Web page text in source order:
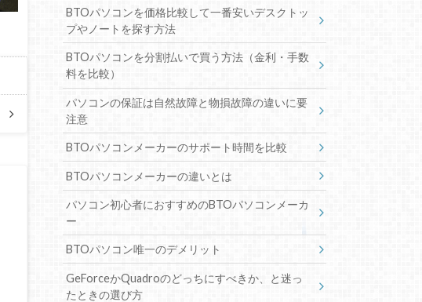
BTOパソコンを価格比較して一番安いデスクトッ
プやノートを探す方法
BTOパソコンを分割払いで買う方法（金利・手数
料を比較）
パソコンの保証は自然故障と物損故障の違いに要
注意
BTOパソコンメーカーのサポート時間を比較
BTOパソコンメーカーの違いとは
パソコン初心者におすすめのBTOパソコンメーカ
ー
BTOパソコン唯一のデメリット
GeForceかQuadroのどっちにすべきか、と迷っ
たときの選び方